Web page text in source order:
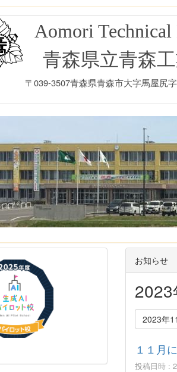
Aomori
青森県立青森
〒039-3507青森県青森市大字馬屋尻
お知らせ
2023年
１１月
投稿日時 :